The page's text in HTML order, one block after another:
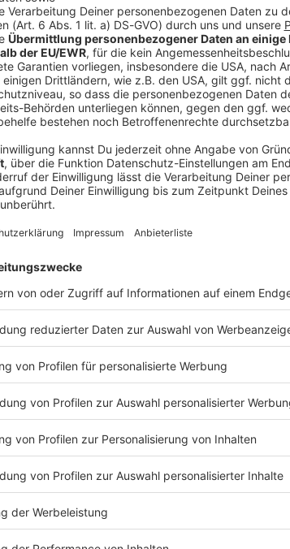
Olympia-Start von Schmid, der sich zuletzt
Bei der Einkleidung des DOSB am Montag
Gelenk. Er gab sich aber optimistisch,